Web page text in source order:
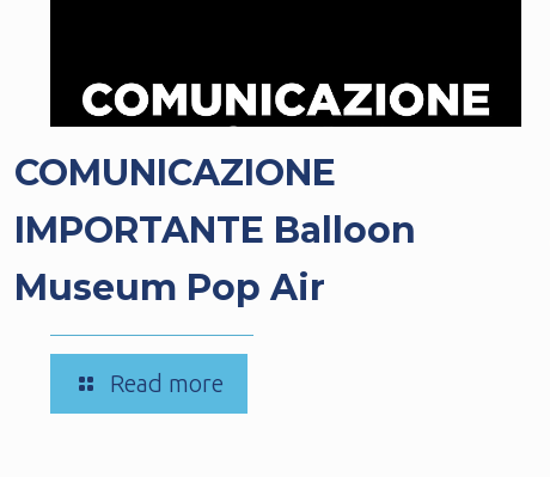
COMUNICAZIONE
IMPORTANTE Balloon
Museum Pop Air
Read more
COMUNICAZIONE